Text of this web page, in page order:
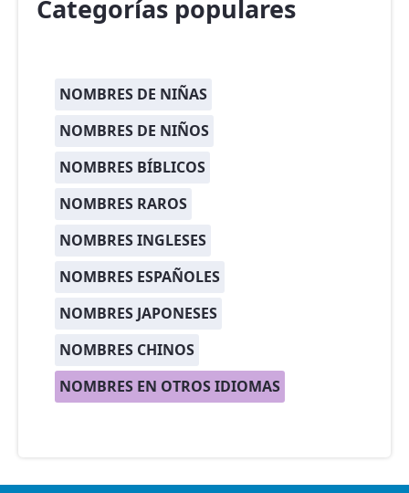
Categorías populares
NOMBRES DE NIÑAS
NOMBRES DE NIÑOS
NOMBRES BÍBLICOS
NOMBRES RAROS
NOMBRES INGLESES
NOMBRES ESPAÑOLES
NOMBRES JAPONESES
NOMBRES CHINOS
NOMBRES EN OTROS IDIOMAS